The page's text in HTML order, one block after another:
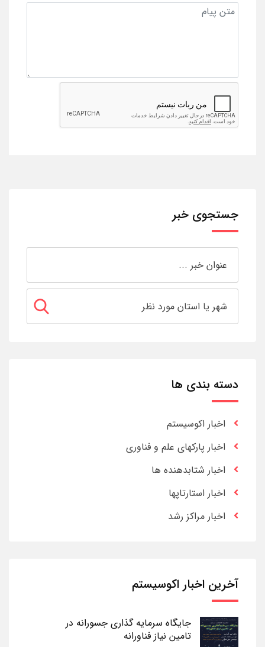
جستجوی خبر
دسته بندی ها
اخبار اکوسیستم
اخبار پارکهای علم و فناوری
اخبار شتابدهنده ها
اخبار استارتاپها
اخبار مراکز رشد
آخرین اخبار اکوسیستم
جایگاه سرمایه گذاری جسورانه در
تامین نیاز فناورانه